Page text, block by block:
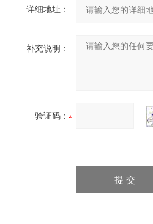
详细地址：
补充说明：
验证码：